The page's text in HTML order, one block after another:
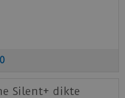
Silent+ dikte